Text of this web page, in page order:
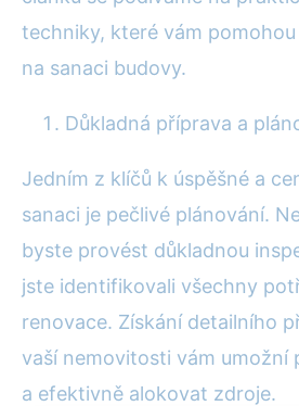
techniky, které vám
na sanaci budovy.
Důkladná příprava a
Jedním z klíčů k úspěšné a
sanaci je pečlivé plánování.
byste provést důkladnou
jste identifikovali všechny
renovace. Získání detailního
vaší nemovitosti vám umožní
a efektivně alokovat zdroje.